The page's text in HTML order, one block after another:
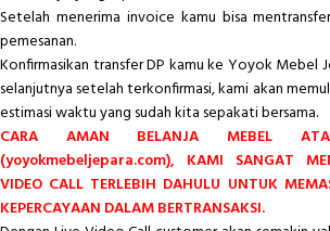
Setelah menerima invoice kamu bisa
pemesanan.
Konfirmasikan transfer DP kamu ke Yoyok Mebel
selanjutnya setelah terkonfirmasi, kami akan
estimasi waktu yang sudah kita sepakati bersama.
CARA AMAN BELANJA MEBEL
(yoyokmebeljepara.com), KAMI SANGAT
VIDEO CALL TERLEBIH DAHULU UNTUK
KEPERCAYAAN DALAM BERTRANSAKSI.